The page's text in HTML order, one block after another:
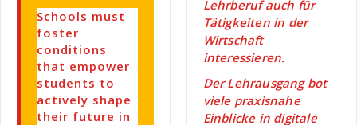
Schools must
foster
conditions
that empower
students to
actively shape
their future in
Lehrberuf auch für
Tätigkeiten in der
Wirtschaft
interessieren.
Der Lehrausgang bot
viele praxisnahe
Einblicke in digitale